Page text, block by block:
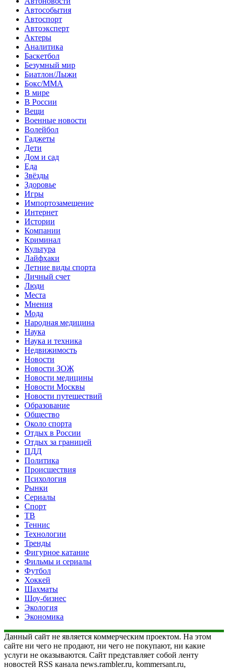
Автособытия
Автоспорт
Автоэксперт
Актеры
Аналитика
Баскетбол
Безумный мир
Биатлон/Лыжи
Бокс/MMA
В мире
В России
Вещи
Военные новости
Волейбол
Гаджеты
Дети
Дом и сад
Еда
Звёзды
Здоровье
Игры
Импортозамещение
Интернет
Истории
Компании
Криминал
Культура
Лайфхаки
Летние виды спорта
Личный счет
Люди
Места
Мнения
Мода
Народная медицина
Наука
Наука и техника
Недвижимость
Новости
Новости ЗОЖ
Новости медицины
Новости Москвы
Новости путешествий
Образование
Общество
Около спорта
Отдых в России
Отдых за границей
ПДД
Политика
Происшествия
Психология
Рынки
Сериалы
Спорт
ТВ
Теннис
Технологии
Тренды
Фигурное катание
Фильмы и сериалы
Футбол
Хоккей
Шахматы
Шоу-бизнес
Экология
Экономика
Данный сайт не является коммерческим проектом. На этом
сайте ни чего не продают, ни чего не покупают, ни какие
услуги не оказываются. Сайт представляет собой ленту
новостей RSS канала news.rambler.ru, kommersant.ru,